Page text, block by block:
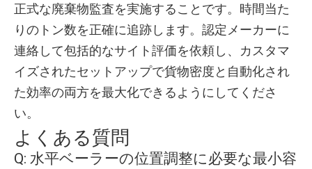
正式な廃棄物監査を実施することです。時間当た
りのトン数を正確に追跡します。認定メーカーに
連絡して包括的なサイト評価を依頼し、カスタマ
イズされたセットアップで貨物密度と自動化され
た効率の両方を最大化できるようにしてくださ
い。
よくある質問
Q: 水平ベーラーの位置調整に必要な最小容